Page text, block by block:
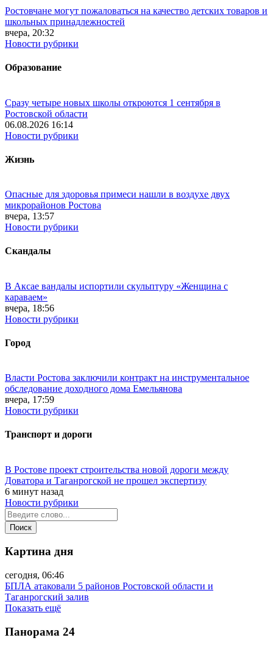
Ростовчане могут пожаловаться на качество детских товаров и
школьных принадлежностей
вчера, 20:32
Новости рубрики
Образование
Сразу четыре новых школы откроются 1 сентября в
Ростовской области
06.08.2026 16:14
Новости рубрики
Жизнь
Опасные для здоровья примеси нашли в воздухе двух
микрорайонов Ростова
вчера, 13:57
Новости рубрики
Скандалы
В Аксае вандалы испортили скульптуру «Женщина с
караваем»
вчера, 18:56
Новости рубрики
Город
Власти Ростова заключили контракт на инструментальное
обследование доходного дома Емельянова
вчера, 17:59
Новости рубрики
Транспорт и дороги
В Ростове проект строительства новой дороги между
Доватора и Таганрогской не прошел экспертизу
6 минут назад
Новости рубрики
Картина дня
сегодня, 06:46
БПЛА атаковали 5 районов Ростовской области и
Таганрогский залив
Показать ещё
Панорама 24